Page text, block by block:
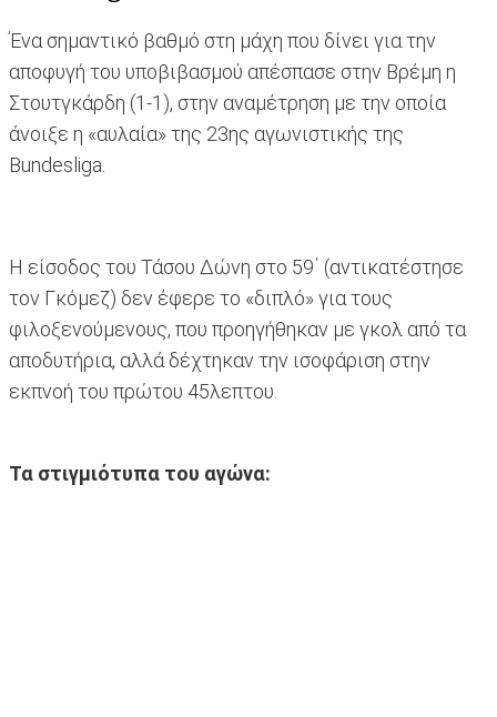
Ένα σημαντικό βαθμό στη μάχη που δίνει για την
αποφυγή του υποβιβασμού απέσπασε στην Βρέμη η
Στουτγκάρδη (1-1), στην αναμέτρηση με την οποία
άνοιξε η «αυλαία» της 23ης αγωνιστικής της
Bundesliga.
Η είσοδος του Τάσου Δώνη στο 59΄ (αντικατέστησε
τον Γκόμεζ) δεν έφερε το «διπλό» για τους
φιλοξενούμενους, που προηγήθηκαν με γκολ από τα
αποδυτήρια, αλλά δέχτηκαν την ισοφάριση στην
εκπνοή του πρώτου 45λεπτου.
Τα στιγμιότυπα του αγώνα: